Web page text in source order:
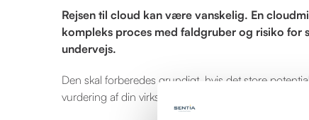
Rejsen til cloud kan være vanskelig. En
kompleks proces med faldgruber og risiko for
undervejs.
Den skal forberedes grundigt, hvis det store
vurdering af din virksomheds cloudparathed kan